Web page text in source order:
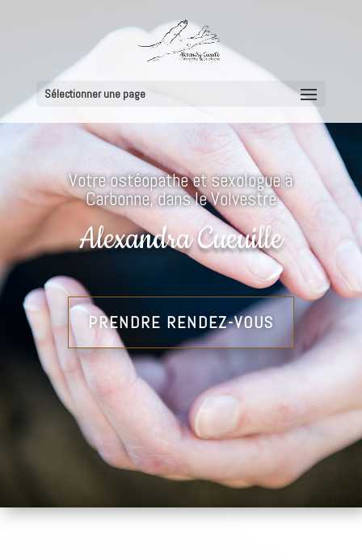
Sélectionner une page
Votre ostéopathe et sexologueà
Carbonne, dans le Volvestre
Alexandra Cueuille
PRENDRE RENDEZ-VOUS